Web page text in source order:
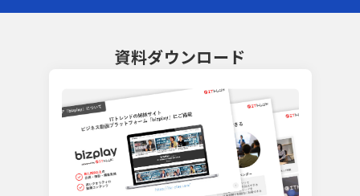
資料ダウンロード